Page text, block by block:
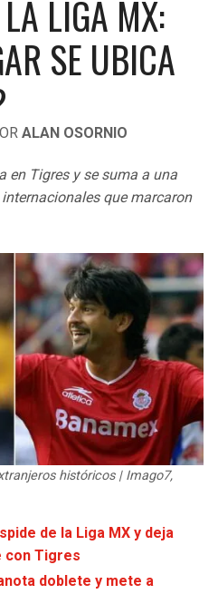
LIGA MX:
SE UBICA
ALAN OSORNIO
en Tigres y se suma a una
que marcaron
históricos | Imago7,
de la Liga MX y deja
con Tigres
doblete y mete a